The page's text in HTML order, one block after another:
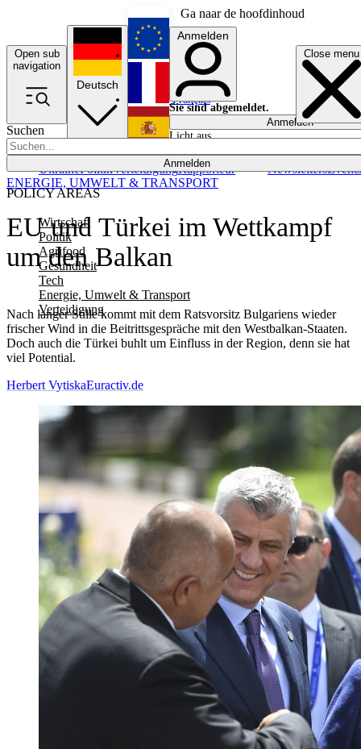
Ga naar de hoofdinhoud
Open sub
navigation
Close menu
Suchen
Anmelden
POLICY AREAS
Wirtschaft
Politik
Agrifood
Gesundheit
Tech
Energie, Umwelt & Transport
Verteidigung
UkrainePolitikVerteidigungRapporteur NewslettersEvents
Deutsch
English
Français
Anmelden
Sie sind abgemeldet.
Anmelden
Licht aus
EU und Türkei im Wettkampf
um den Balkan
Nach langer Stille kommt mit dem Ratsvorsitz Bulgariens wieder
frischer Wind in die Beitrittsgespräche mit den Westbalkan-Staaten.
Doch auch die Türkei buhlt um Einfluss in der Region, denn sie hat
viel Potential.
ENERGIE, UMWELT & TRANSPORT
Herbert VytiskaEuractiv.de